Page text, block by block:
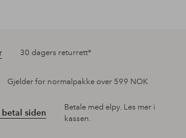
30 dagers returrett*
Gjelder for normalpakke over 599 NOK
betal siden
Betale med elpy. Les mer i
kassen.